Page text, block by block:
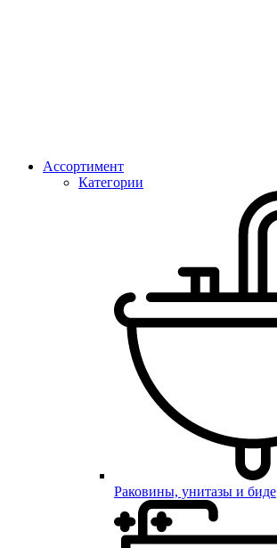
Ассортимент
Категории
Раковины, унитазы и биде